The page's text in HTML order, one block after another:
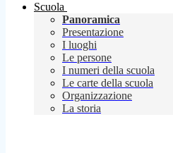
Scuola
Panoramica
Presentazione
I luoghi
Le persone
I numeri della scuola
Le carte della scuola
Organizzazione
La storia